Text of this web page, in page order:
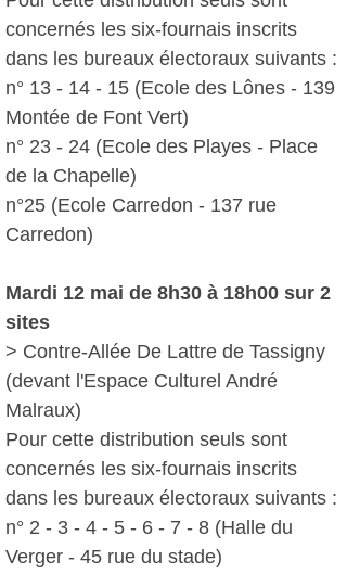
concernés les six-fournais inscrits
dans les bureaux électoraux suivants :
n° 13 - 14 - 15 (Ecole des Lônes - 139
Montée de Font Vert)
n° 23 - 24 (Ecole des Playes - Place
de la Chapelle)
n°25 (Ecole Carredon - 137 rue
Carredon)
Mardi 12 mai de 8h30 à 18h00 sur 2
sites
> Contre-Allée De Lattre de Tassigny
(devant l'Espace Culturel André
Malraux)
Pour cette distribution seuls sont
concernés les six-fournais inscrits
dans les bureaux électoraux suivants :
n° 2 - 3 - 4 - 5 - 6 - 7 - 8 (Halle du
Verger - 45 rue du stade)